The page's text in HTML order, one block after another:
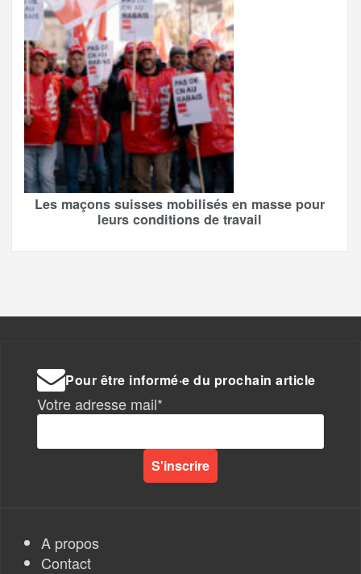
Les maçons suisses mobilisés en masse pour
leurs conditions de travail
Pour être informé·e du prochain article
Votre adresse mail*
A propos
Contact